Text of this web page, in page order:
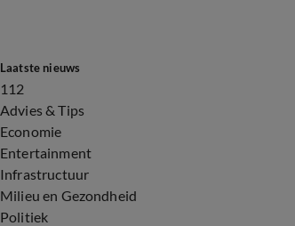
Laatste nieuws
112
Advies & Tips
Economie
Entertainment
Infrastructuur
Milieu en Gezondheid
Politiek